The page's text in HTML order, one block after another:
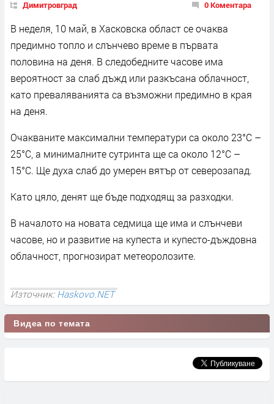
Димитровград 0 Коментара
В неделя, 10 май, в Хасковска област се очаква
предимно топло и слънчево време в първата
половина на деня. В следобедните часове има
вероятност за слаб дъжд или разкъсана облачност,
като преваляванията са възможни предимно в края
на деня.
Очакваните максимални температури са около 23°C –
25°C, а минималните сутринта ще са около 12°C –
15°C. Ще духа слаб до умерен вятър от северозапад.
Като цяло, денят ще бъде подходящ за разходки.
В началото на новата седмица ще има и слънчеви
часове, но и развитие на купеста и купесто-дъждовна
облачност, прогнозират метеоролозите.
Източник:Haskovo.NET
Видеа по темата